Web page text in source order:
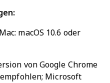
macOS 10.6 oder
von Google Chrome
Microsoft